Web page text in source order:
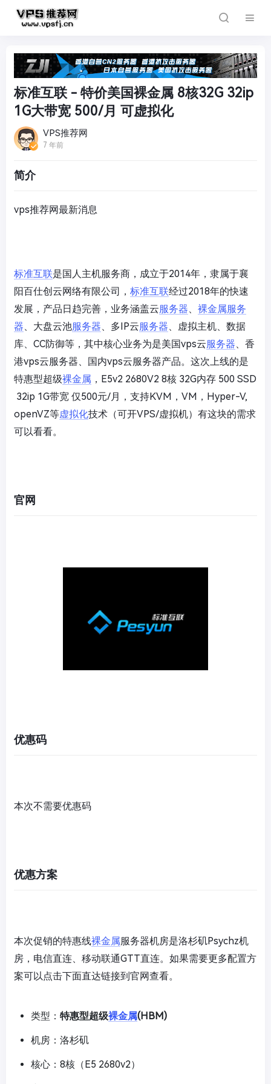
标准互联 - 特价美国裸金属 8核32G 32ip
1G大带宽 500/月 可虚拟化
VPS推荐网
7 年前
简介
vps推荐网最新消息
标准互联是国人主机服务商，成立于2014年，隶属于襄
阳百仕创云网络有限公司， 标准互联经过2018年的快速
发展，产品日趋完善，业务涵盖云服务器 裸金属服务
器 、大盘云池服务器 、多IP云服务器 、虚拟主机、数据
库、CC防御等，其中核心业务为是美国vps云服务器 、香
港vps云服务器、国内vps云服务器产品。这次上线的是
特惠型超级裸金属 ，E5v2 2680V2 8核 32G内存 500 SSD
32ip 1G带宽 仅500元/月，支持KVM，VM，Hyper-V,
openVZ等虚拟化技术（可开VPS/虚拟机）有这块的需求
可以看看。
官网
优惠码
本次不需要优惠码
优惠方案
本次促销的特惠线裸金属服务器机房是洛杉矶Psychz机
房，电信直连、移动联通GTT直连。如果需要更多配置方
案可以点击下面直达链接到官网查看。
类型： 特惠型超级裸金属(HBM)
机房：洛杉矶
核心：8核（E5 2680v2）